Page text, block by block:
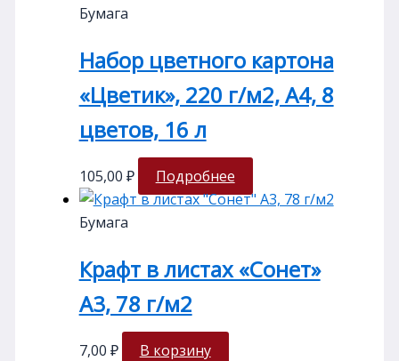
Бумага
Набор цветного картона
«Цветик», 220 г/м2, А4, 8
цветов, 16 л
105,00 ₽ Подробнее
Бумага
Крафт в листах «Сонет»
А3, 78 г/м2
7,00 ₽ В корзину